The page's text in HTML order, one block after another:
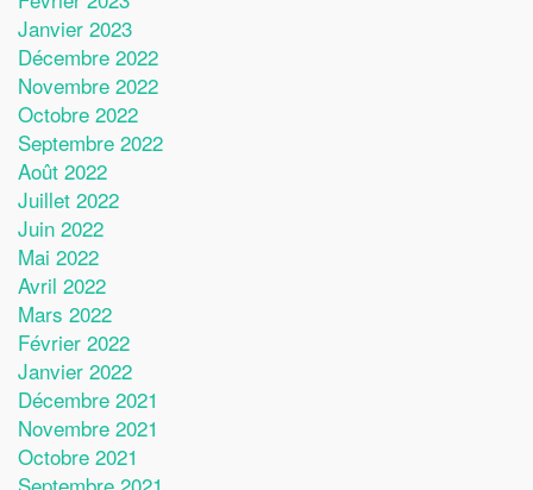
Janvier 2023
Décembre 2022
Novembre 2022
Octobre 2022
Septembre 2022
Août 2022
Juillet 2022
Juin 2022
Mai 2022
Avril 2022
Mars 2022
Février 2022
Janvier 2022
Décembre 2021
Novembre 2021
Octobre 2021